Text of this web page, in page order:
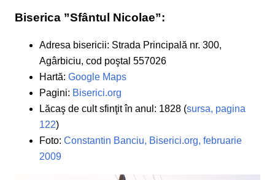
Biserica ”Sfântul Nicolae”:
Adresa bisericii: Strada Principală nr. 300,
Agârbiciu, cod poştal 557026
Hartă: Google Maps
Pagini: Biserici.org
Lăcaş de cult sfinţit în anul: 1828 (sursa, pagina
122)
Foto: Constantin Banciu, Biserici.org, februarie
2009